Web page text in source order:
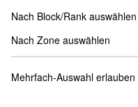
Nach Block/Rank auswählen
Nach Zone auswählen
Mehrfach-Auswahl erlauben